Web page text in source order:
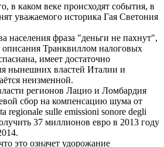
в каком веке происходят события, в
уважаемого историка Гая Светония
населения фраза "деньги не пахнут",
описания Транквиллом налоговых
имеет достаточно
нынешних властей Италии и
неизменной.
регионов Лацио и Ломбардия
сбор на компенсацию шума от
regionale sulle emissioni sonore degli
37 миллионов евро в 2013 году
это означет удорожание